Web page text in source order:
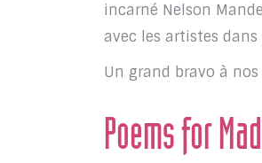
incarné Nelson
avec les artistes
Un grand bravo à nos
Poems for